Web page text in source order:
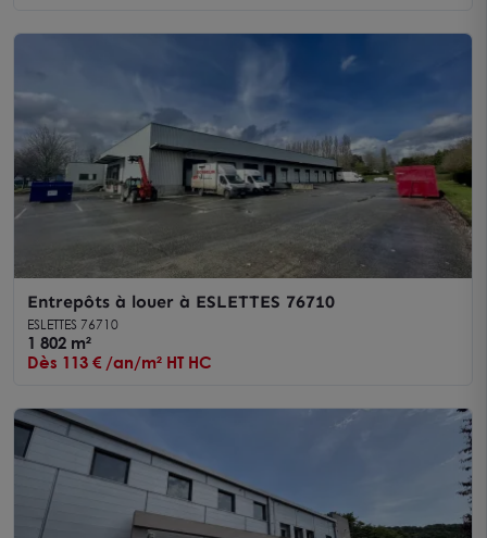
Entrepôts à louer à ESLETTES 76710
ESLETTES 76710
1 802 m²
Dès 113 € /an/m² HT HC